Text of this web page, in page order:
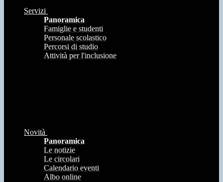
Servizi
Panoramica
Famiglie e studenti
Personale scolastico
Percorsi di studio
Attività per l'inclusione
Novità
Panoramica
Le notizie
Le circolari
Calendario eventi
Albo online